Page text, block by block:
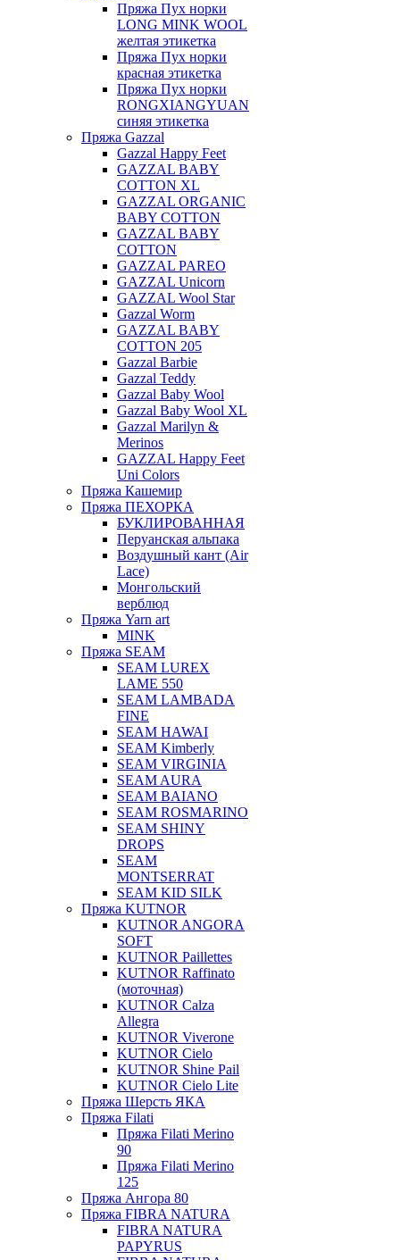
Пряжа Пух норки
LONG MINK WOOL
желтая этикетка
Пряжа Пух норки
красная этикетка
Пряжа Пух норки
RONGXIANGYUAN
синяя этикетка
Пряжа Gazzal
Gazzal Happy Feet
GAZZAL BABY
COTTON XL
GAZZAL ORGANIC
BABY COTTON
GAZZAL BABY
COTTON
GAZZAL PAREO
GAZZAL Unicorn
GAZZAL Wool Star
Gazzal Worm
GAZZAL BABY
COTTON 205
Gazzal Barbie
Gazzal Teddy
Gazzal Baby Wool
Gazzal Baby Wool XL
Gazzal Marilyn &
Merinos
GAZZAL Happy Feet
Uni Colors
Пряжа Кашемир
Пряжа ПЕХОРКА
БУКЛИРОВАННАЯ
Перуанская альпака
Воздушный кант (Air
Lace)
Монгольский
верблюд
Пряжа Yarn art
MINK
Пряжа SEAM
SEAM LUREX
LAME 550
SEAM LAMBADA
FINE
SEAM HAWAI
SEAM Kimberly
SEAM VIRGINIA
SEAM AURA
SEAM BAIANO
SEAM ROSMARINO
SEAM SHINY
DROPS
SEAM
MONTSERRAT
SEAM KID SILK
Пряжа KUTNOR
KUTNOR ANGORA
SOFT
KUTNOR Paillettes
KUTNOR Raffinato
(моточная)
KUTNOR Calza
Allegra
KUTNOR Viverone
KUTNOR Cielo
KUTNOR Shine Pail
KUTNOR Cielo Lite
Пряжа Шерсть ЯКА
Пряжа Filati
Пряжа Filati Merino
90
Пряжа Filati Merino
125
Пряжа Ангора 80
Пряжа FIBRA NATURA
FIBRA NATURA
PAPYRUS